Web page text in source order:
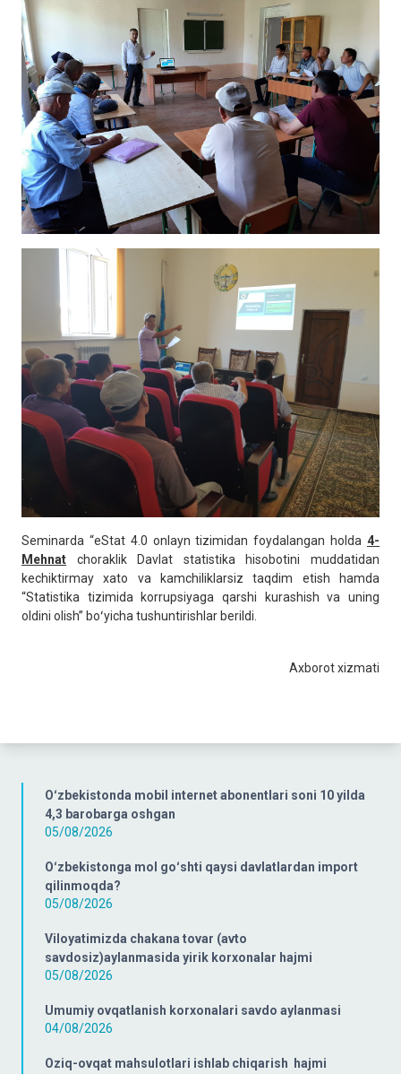
Oʻzbekistonda mobil internet abonentlari soni 10 yilda
4,3 barobarga oshgan
05/08/2026
Oʻzbekistonga mol goʻshti qaysi davlatlardan import
qilinmoqda?
05/08/2026
Viloyatimizda chakana tovar (avto
savdosiz)aylanmasida yirik korxonalar hajmi
05/08/2026
Umumiy ovqatlanish korxonalari savdo aylanmasi
04/08/2026
Oziq-ovqat mahsulotlari ishlab chiqarish hajmi
Seminarda “eStat 4.0 onlayn tizimidan foydalangan holda 4-
Mehnat choraklik Davlat statistika hisobotini muddatidan
kechiktirmay xato va kamchiliklarsiz taqdim etish hamda
“Statistika tizimida korrupsiyaga qarshi kurashish va uning
oldini olish” boʻyicha tushuntirishlar berildi.
Axborot xizmati